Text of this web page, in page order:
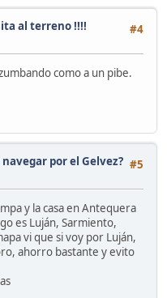
#4
al terreno !!!!
como a un pibe.
#5
navegar por el Gelvez?
y la casa en Antequera
es Luján, Sarmiento,
vi que si voy por Luján,
ahorro bastante y evito